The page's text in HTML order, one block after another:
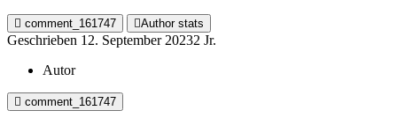
comment_161747 Author stats
Geschrieben 12. September 20232 Jr.
Autor
comment_161747